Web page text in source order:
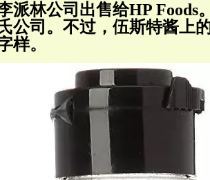
派林公司出售给HP Foods
公司。不过，伍斯特酱上
样。